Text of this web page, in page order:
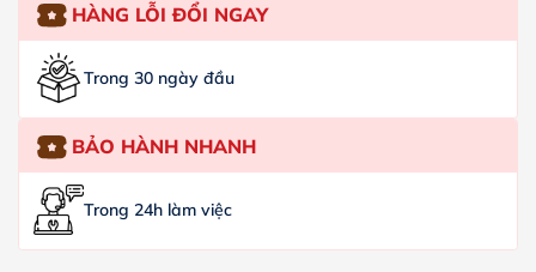
HÀNG LỖI ĐỔI NGAY
Trong 30 ngày đầu
BẢO HÀNH NHANH
Trong 24h làm việc